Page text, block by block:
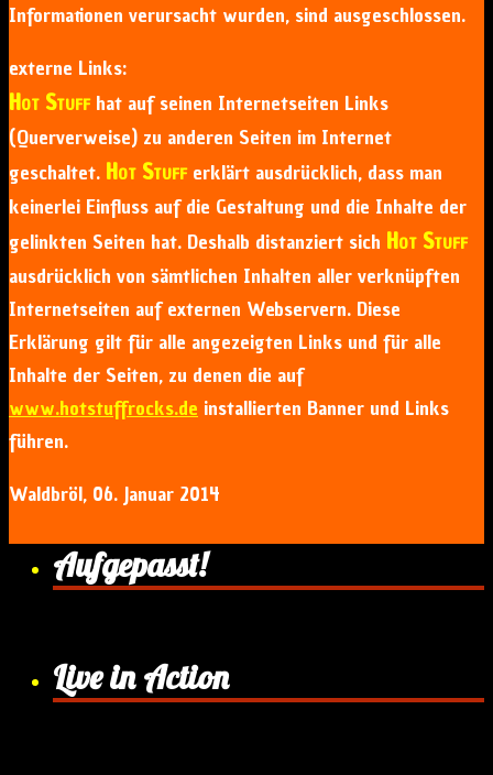
Informationen verursacht wurden, sind ausgeschlossen.
externe Links:
Hot Stuffhat auf seinen Internetseiten Links
(Querverweise) zu anderen Seiten im Internet
geschaltet. Hot Stufferklärt ausdrücklich, dass man
keinerlei Einfluss auf die Gestaltung und die Inhalte der
gelinkten Seiten hat. Deshalb distanziert sich Hot Stuff
ausdrücklich von sämtlichen Inhalten aller verknüpften
Internetseiten auf externen Webservern. Diese
Erklärung gilt für alle angezeigten Links und für alle
Inhalte der Seiten, zu denen die auf
www.hotstuffrocks.de installierten Banner und Links
führen.
Waldbröl, 06. Januar 2014
Aufgepasst!
Live in Action